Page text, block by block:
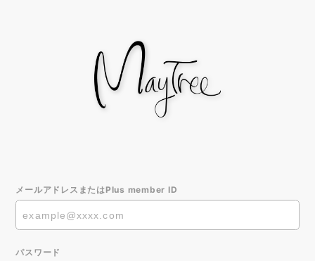
メールアドレスまたはPlus member ID
パスワード